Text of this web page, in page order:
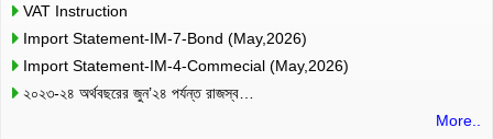
VAT Instruction
Import Statement-IM-7-Bond (May,2026)
Import Statement-IM-4-Commecial (May,2026)
২০২৩-২৪ অর্থবছরের জুন’২৪ পর্যন্ত রাজস্ব…
More..